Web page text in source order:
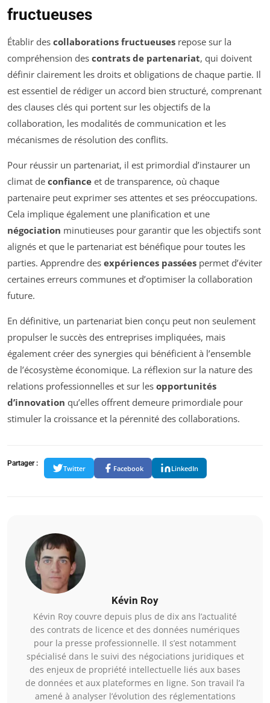
fructueuses
Établir des collaborations fructueuses repose sur la
compréhension des contrats de partenariat, qui doivent
définir clairement les droits et obligations de chaque partie. Il
est essentiel de rédiger un accord bien structuré, comprenant
des clauses clés qui portent sur les objectifs de la
collaboration, les modalités de communication et les
mécanismes de résolution des conflits.
Pour réussir un partenariat, il est primordial d’instaurer un
climat de confiance et de transparence, où chaque
partenaire peut exprimer ses attentes et ses préoccupations.
Cela implique également une planification et une
négociation minutieuses pour garantir que les objectifs sont
alignés et que le partenariat est bénéfique pour toutes les
parties. Apprendre des expériences passées permet d’éviter
certaines erreurs communes et d’optimiser la collaboration
future.
En définitive, un partenariat bien conçu peut non seulement
propulser le succès des entreprises impliquées, mais
également créer des synergies qui bénéficient à l’ensemble
de l’écosystème économique. La réflexion sur la nature des
relations professionnelles et sur les opportunités
d’innovation qu’elles offrent demeure primordiale pour
stimuler la croissance et la pérennité des collaborations.
Partager :
Twitter Facebook LinkedIn
Kévin Roy
Kévin Roy couvre depuis plus de dix ans l’actualité
des contrats de licence et des données numériques
pour la presse professionnelle. Il s’est notamment
spécialisé dans le suivi des négociations juridiques et
des enjeux de propriété intellectuelle liés aux bases
de données et aux plateformes en ligne. Son travail l’a
amené à analyser l’évolution des réglementations